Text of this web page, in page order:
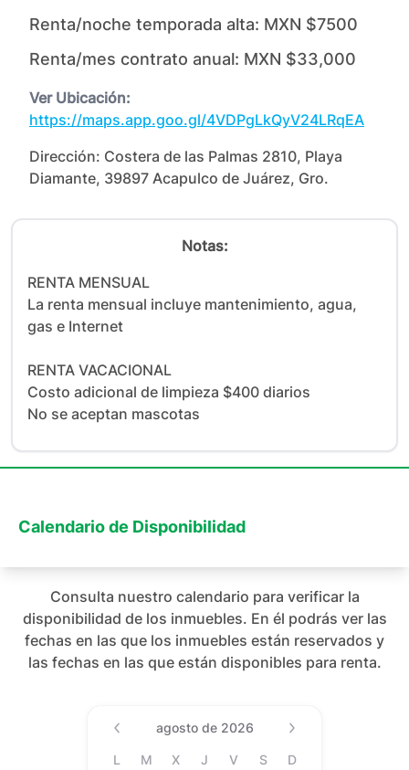
Renta/noche temporada alta: MXN $7500
Renta/mes contrato anual: MXN $33,000
Ver Ubicación:
https://maps.app.goo.gl/4VDPgLkQyV24LRqEA
Dirección: Costera de las Palmas 2810, Playa
Diamante, 39897 Acapulco de Juárez, Gro.
Notas:
RENTA MENSUAL
La renta mensual incluye mantenimiento, agua,
gas e Internet
RENTA VACACIONAL
Costo adicional de limpieza $400 diarios
No se aceptan mascotas
Calendario de Disponibilidad
Consulta nuestro calendario para verificar la
disponibilidad de los inmuebles. En él podrás ver las
fechas en las que los inmuebles están reservados y
las fechas en las que están disponibles para renta.
Date (Min Date Value),
agosto de 2026
L M X J V S D